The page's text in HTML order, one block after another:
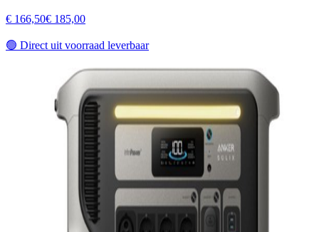
€ 166,50€ 185,00
🟢 Direct uit voorraad leverbaar